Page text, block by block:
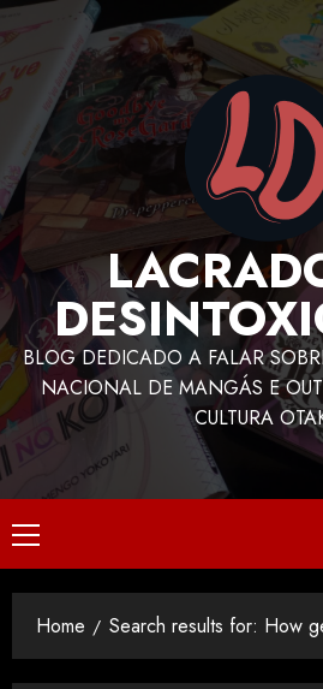
BLOG DEDICADO A FALAR
NACIONAL DE MANGÁS E
CULTURA
Home Search results for: How